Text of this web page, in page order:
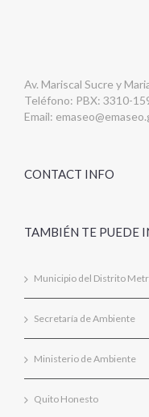
Av. Mariscal Sucre y
Teléfono: PBX: 3310-
Email:
CONTACT INFO
TAMBIÉN TE PUEDE
Municipio del Distrito
Secretaría de Ambiente
Ministerio de Ambiente
Quito Honesto